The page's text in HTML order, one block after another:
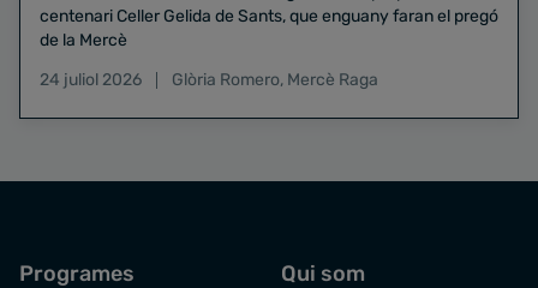
centenari Celler Gelida de Sants, que enguany faran el pregó
de la Mercè
24 juliol 2026
Glòria Romero, Mercè Raga
Programes Qui som